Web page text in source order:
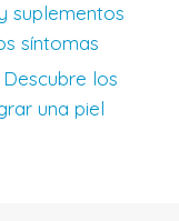
suplementos
síntomas
los
una piel